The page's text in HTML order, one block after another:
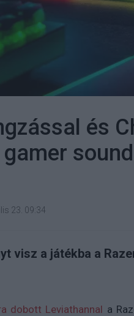
és
gamer
23. 09:34
visz a játékba a
dobott Leviathannal a